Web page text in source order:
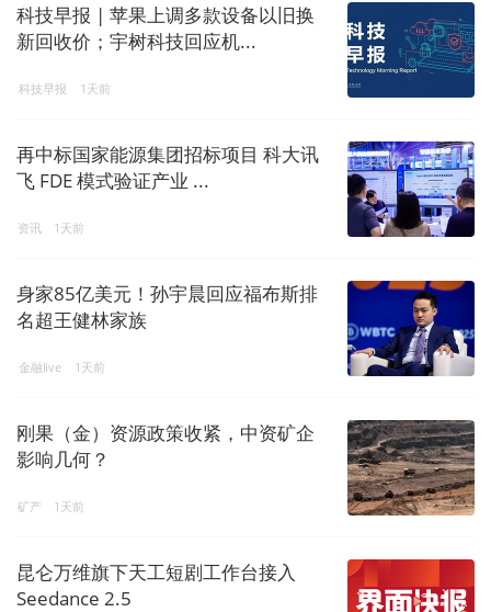
科技早报 | 苹果上调多款设备以旧换
新回收价；宇树科技回应机...
科技早报 1天前
再中标国家能源集团招标项目 科大讯
飞 FDE 模式验证产业 ...
资讯 1天前
身家85亿美元！孙宇晨回应福布斯排
名超王健林家族
金融live 1天前
刚果（金）资源政策收紧，中资矿企
影响几何？
矿产 1天前
昆仑万维旗下天工短剧工作台接入
Seedance 2.5